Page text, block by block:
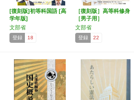
[復刻版]初等科国語 [高
学年版]
文部省
登録 18
［復刻版］高等科修身
［男子用］
文部省
登録 22